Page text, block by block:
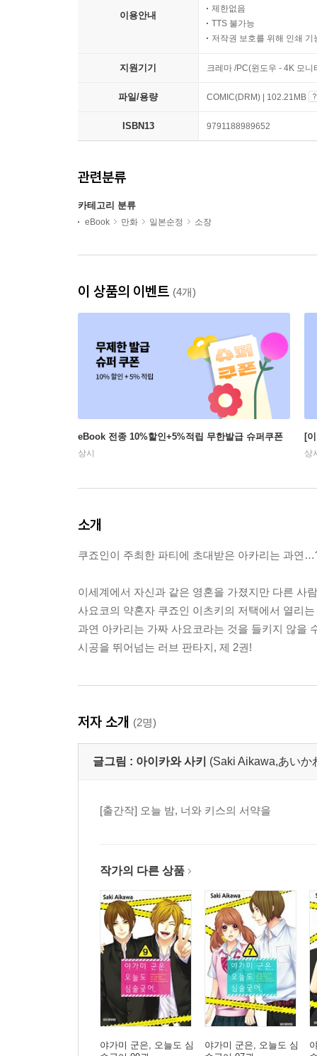
이용안내
제한없음
TTS 불가능
저작권 보호를 위해 인쇄 기
지원기기 크레마 /PC(윈도우 - 4K 모
파일/용량 COMIC(DRM) | 102.21MB
ISBN13 9791188989652
관련분류
카테고리 분류
eBook 만화 일본순정 소장
이 상품의 이벤트 (4개)
eBook 전종 10%할인+5%적립 무한발급 슈퍼쿠폰
상시
[
상
소개
쿠죠인이 주최한 파티에 초대받은 아카리는 과연
이세계에서 자신과 같은 영혼을 가졌지만 다른
사요코의 약혼자 쿠죠인 이츠키의 저택에서 열리
과연 아카리는 가짜 사요코라는 것을 들키지 않을
시공을 뛰어넘는 러브 판타지, 제 2권!
저자 소개 (2명)
글그림 : 아이카와 사키 (Saki Aikawa,あいか
[출간작] 오늘 밤, 너와 키스의 서약을
작가의 다른 상품
야가미 군은, 오늘도 심
야가미 군은, 오늘도 심